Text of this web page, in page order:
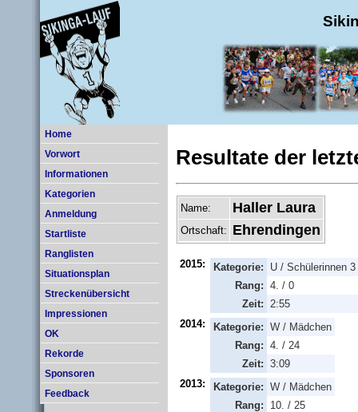
Home
Vorwort
Informationen
Kategorien
Anmeldung
Startliste
Ranglisten
Situationsplan
Streckenübersicht
Impressionen
OK
Rekorde
Sponsoren
Feedback
Resultate der
Name: Haller Laura
Ortschaft: Ehrendingen
2015: Kategorie:
U / Schülerinnen 3
Rang: 4. / 0
Zeit:
2:55
2014:
Kategorie: W / Mädchen
Rang: 4. / 24
Zeit: 3:09
2013:
Kategorie: W / Mädchen
Rang:
10. / 25